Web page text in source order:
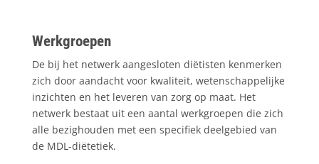
Werkgroepen
De bij het netwerk aangesloten diëtisten kenmerken
zich door aandacht voor kwaliteit, wetenschappelijke
inzichten en het leveren van zorg op maat. Het
netwerk bestaat uit een aantal werkgroepen die zich
alle bezighouden met een specifiek deelgebied van
de MDL-diëtetiek.